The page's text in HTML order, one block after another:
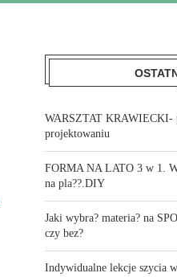
WARSZTAT KRAWIECKI-
projektowaniu
FORMA NA LATO 3 w 1.
na pla??.DIY
Jaki wybra? materia? na
czy bez?
Indywidualne lekcje szycia